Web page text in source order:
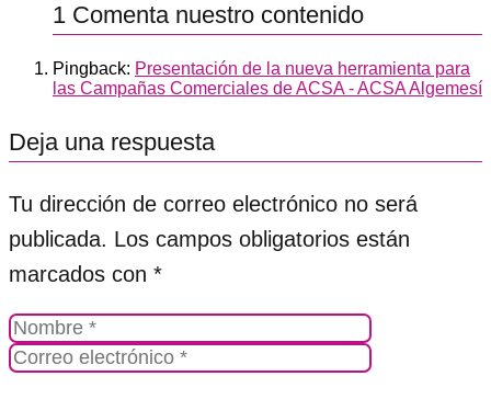
1 Comenta nuestro contenido
Pingback: Presentación de la nueva herramienta para
las Campañas Comerciales de ACSA - ACSA Algemesí
Deja una respuesta
Tu dirección de correo electrónico no será
publicada. Los campos obligatorios están
marcados con *